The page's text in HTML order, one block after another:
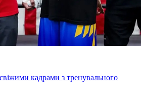
кадрами з тренувального